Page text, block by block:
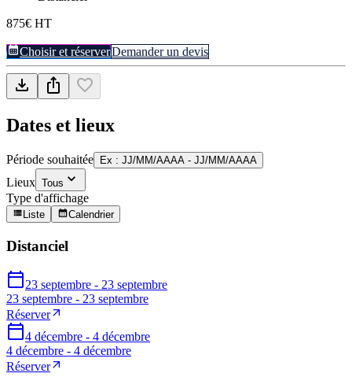
875€ HT
Choisir et réserverDemander un devis
Dates et lieux
Période souhaitée Ex : JJ/MM/AAAA - JJ/MM/AAAA
Lieux Tous
Type d'affichage
Liste Calendrier
Distanciel
23 septembre - 23 septembre
23 septembre - 23 septembre
Réserver
4 décembre - 4 décembre
4 décembre - 4 décembre
Réserver